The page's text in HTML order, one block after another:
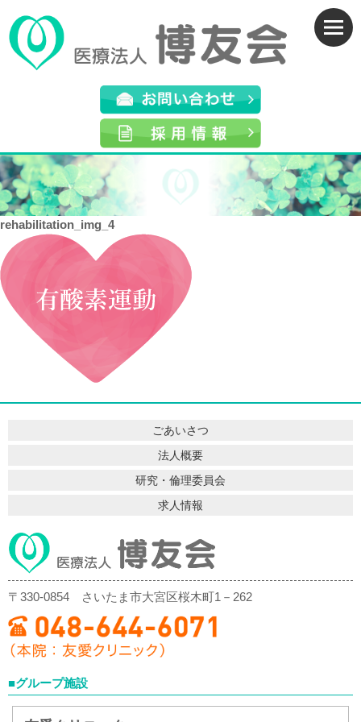
rehabilitation_img_4
ごあいさつ
法人概要
研究・倫理委員会
求人情報
〒330-0854 さいたま市大宮区桜木町1－262
■グループ施設